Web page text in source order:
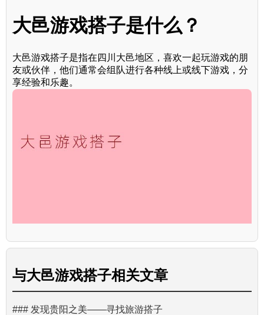
大邑游戏搭子是什么？
大邑游戏搭子是指在四川大邑地区，喜欢一起玩游戏的朋
友或伙伴，他们通常会组队进行各种线上或线下游戏，分
享经验和乐趣。
与大邑游戏搭子相关文章
### 发现贵阳之美——寻找旅游搭子